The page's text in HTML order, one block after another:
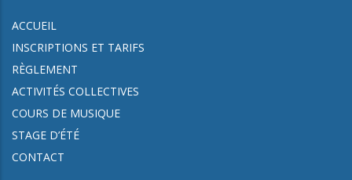
ACCUEIL
INSCRIPTIONS ET TARIFS
RÈGLEMENT
ACTIVITÉS COLLECTIVES
COURS DE MUSIQUE
STAGE D’ÉTÉ
CONTACT